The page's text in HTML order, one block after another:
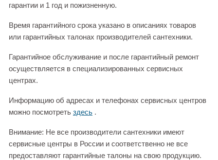
гарантии и 1 год и пожизненную.
Время гарантийного срока указано в описаниях товаров
или гарантийных талонах производителей сантехники.
Гарантийное обслуживание и после гарантийный ремонт
осуществляется в специализированных сервисных
центрах.
Информацию об адресах и телефонах сервисных центров
можно посмотреть здесь .
Внимание: Не все производители сантехники имеют
сервисные центры в России и соответственно не все
предоставляют гарантийные талоны на свою продукцию.